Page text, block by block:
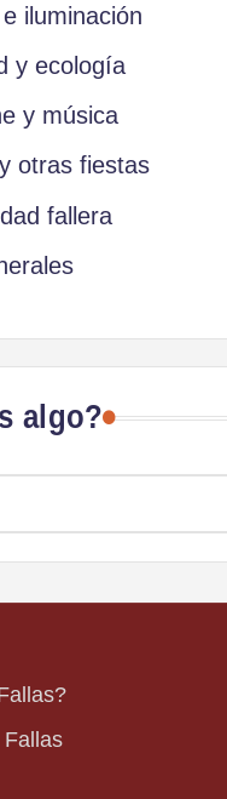
iluminación
y ecología
y música
otras fiestas
fallera
algo?
Fallas